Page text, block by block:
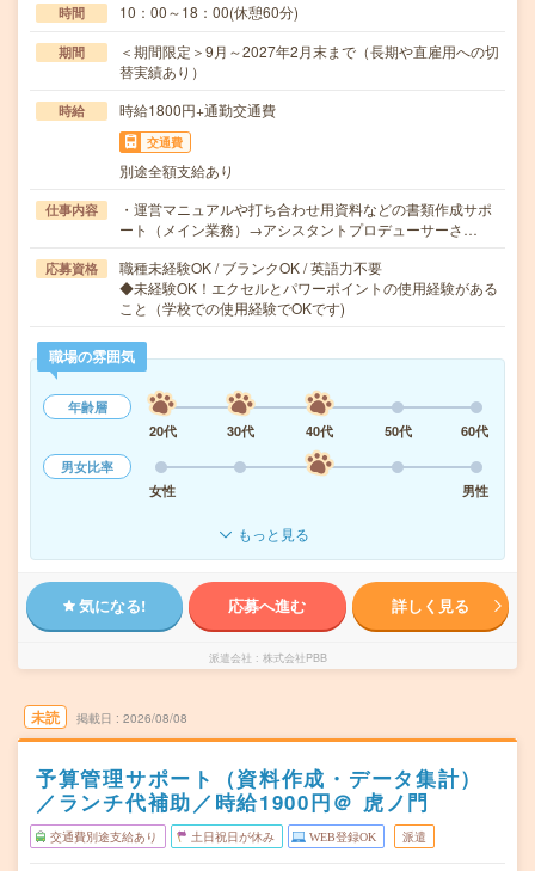
時間 10：00～18：00(休憩60分)
期間
＜期間限定＞9月～2027年2月末まで（長期や直雇用への切
替実績あり）
時給 時給1800円+通勤交通費
交通費
別途全額支給あり
仕事内容
・運営マニュアルや打ち合わせ用資料などの書類作成サポ
ート（メイン業務）→アシスタントプロデューサーさ…
応募資格
職種未経験OK / ブランクOK / 英語力不要
◆未経験OK！エクセルとパワーポイントの使用経験がある
こと（学校での使用経験でOKです)
職場の雰囲気
年齢層
20代
30代 40代 50代
60代
男女比率
女性
男性
もっと見る
気になる! 応募へ進む 詳しく見る
派遣会社 株式会社PBB
未読 掲載日 2026/08/08
予算管理サポート（資料作成・データ集計）
／ランチ代補助／時給1900円＠ 虎ノ門
交通費別途支給あり 土日祝日が休み WEB登録OK 派遣